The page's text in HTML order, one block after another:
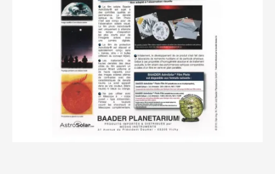
Accessoires pour montures
Pièces détachées